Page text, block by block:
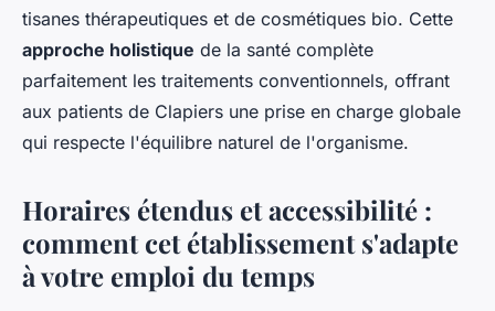
tisanes thérapeutiques et de cosmétiques bio. Cette
approche holistique de la santé complète
parfaitement les traitements conventionnels, offrant
aux patients de Clapiers une prise en charge globale
qui respecte l'équilibre naturel de l'organisme.
Horaires étendus et accessibilité :
comment cet établissement s'adapte
à votre emploi du temps